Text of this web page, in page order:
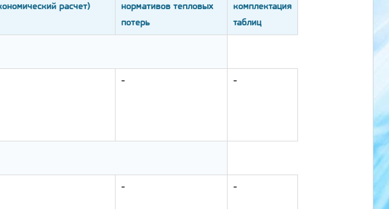
расчет)
нормативов тепловых
потерь
комплектация
таблиц
- -
- -